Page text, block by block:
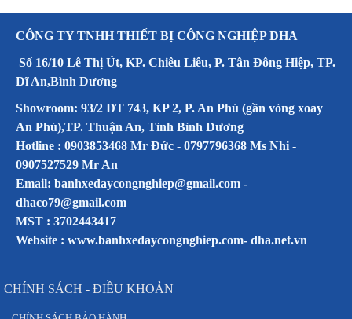
CÔNG TY TNHH THIẾT BỊ CÔNG NGHIỆP DHA
Số 16/10 Lê Thị Út, KP. Chiêu Liêu, P. Tân Đông Hiệp, TP.
Dĩ An,Bình Dương
Showroom: 93/2 ĐT 743, KP 2, P. An Phú (gần vòng xoay
An Phú),TP. Thuận An, Tỉnh Bình Dương
Hotline : 0903853468 Mr Đức - 0797796368 Ms Nhi -
0907527529 Mr An
Email: banhxedaycongnghiep@gmail.com -
dhaco79@gmail.com
MST : 3702443417
Website : www.banhxedaycongnghiep.com- dha.net.vn
CHÍNH SÁCH - ĐIỀU KHOẢN